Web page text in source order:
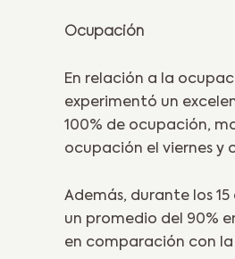
Ocupación
En relación a la
experimentó un
100% de ocupación,
ocupación el viernes y
Además, durante los
un promedio del 90%
en comparación con